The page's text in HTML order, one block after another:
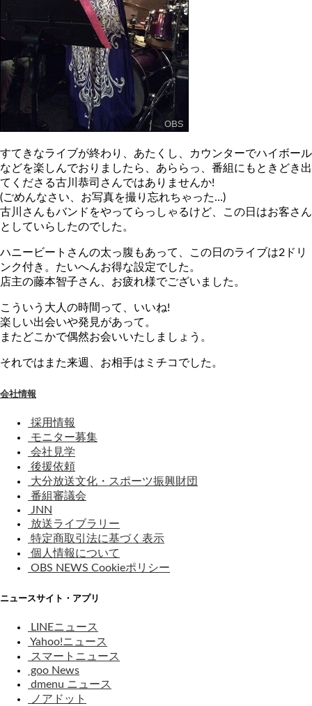
すてきなライブが終わり、あたくし、カウンターでハイボール
などを楽しんでおりましたら、あららっ、番組にもときどき出
てくださる古川恭司さんではありませんか!
(ごめんなさい、お写真を撮り忘れちゃった…)
古川さんもバンドをやってらっしゃるけど、この日はお客さん
としていらしたのでした。
ハニービートさんの太っ腹もあって、この日のライブは2ドリ
ンク付き。たいへんお得な設定でした。
店主の藤本智子さん、お疲れ様でございました。
こういう大人の時間って、いいね!
楽しい出会いや発見があって。
またどこかで偶然お会いいたしましょう。
それではまた来週、お相手はミチコでした。
会社情報
採用情報
モニター募集
会社見学
後援依頼
大分放送文化・スポーツ振興財団
番組審議会
JNN
放送ライブラリー
特定商取引法に基づく表示
個人情報について
OBS NEWS Cookieポリシー
ニュースサイト・アプリ
LINEニュース
Yahoo!ニュース
スマートニュース
goo News
dmenu ニュース
ノアドット